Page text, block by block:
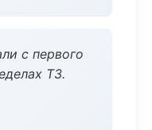
с первого
ТЗ.